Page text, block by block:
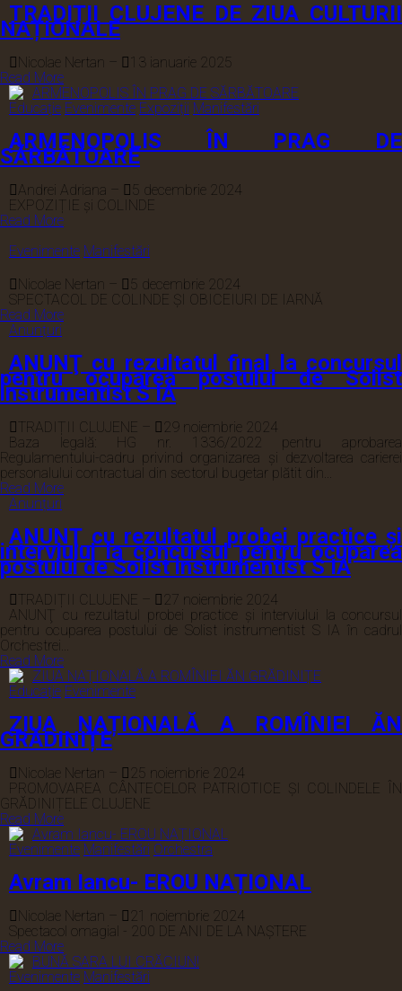
TRADIȚII CLUJENE DE ZIUA CULTURII
NAȚIONALE
Nicolae Nertan
13 ianuarie 2025
Read More
Educație Evenimente Expoziții Manifestări
ARMENOPOLIS ÎN PRAG DE
SĂRBĂTOARE
Andrei Adriana
5 decembrie 2024
EXPOZIȚIE și COLINDE
Read More
Evenimente Manifestări
Nicolae Nertan
5 decembrie 2024
SPECTACOL DE COLINDE ȘI OBICEIURI DE IARNĂ
Read More
Anunțuri
ANUNŢ cu rezultatul final la concursul
pentru ocuparea postului de Solist
instrumentist S IA
TRADIȚII CLUJENE
29 noiembrie 2024
Baza legală: HG nr. 1336/2022 pentru aprobarea
Regulamentului-cadru privind organizarea și dezvoltarea carierei
personalului contractual din sectorul bugetar plătit din...
Read More
Anunțuri
ANUNŢ cu rezultatul probei practice și
interviului la concursul pentru ocuparea
postului de Solist instrumentist S IA
TRADIȚII CLUJENE
27 noiembrie 2024
ANUNŢ cu rezultatul probei practice și interviului la concursul
pentru ocuparea postului de Solist instrumentist S IA în cadrul
Orchestrei...
Read More
Educație Evenimente
ZIUA NAȚIONALĂ A ROMÎNIEI ĂN
GRĂDINIȚE
Nicolae Nertan
25 noiembrie 2024
PROMOVAREA CÂNTECELOR PATRIOTICE ȘI COLINDELE ÎN
GRĂDINIȚELE CLUJENE
Read More
Evenimente Manifestări Orchestra
Avram Iancu- EROU NAȚIONAL
Nicolae Nertan
21 noiembrie 2024
Spectacol omagial - 200 DE ANI DE LA NAȘTERE
Read More
Evenimente Manifestări